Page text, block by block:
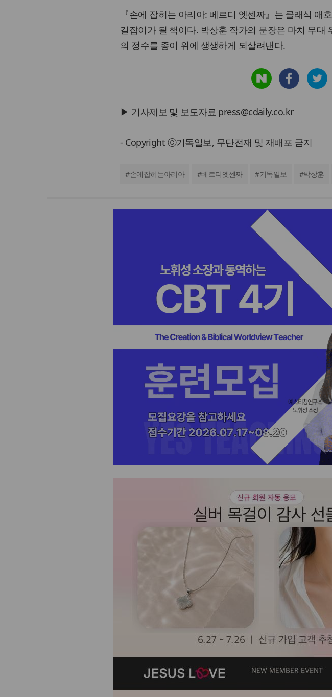
『손에 잡히는 아리아: 베르디 엣센짜』는 클래식 애
길잡이가 될 책이다. 박상훈 작가의 문장은 마치 무대
의 정수를 종이 위에 생생하게 되살려낸다.
▶ 기사제보 및 보도자료 press@cdaily.co.kr
- Copyright ⓒ기독일보, 무단전재 및 재배포 금지
#손에잡히는아리아 #베르디엣센짜 #기독일보 #박상훈